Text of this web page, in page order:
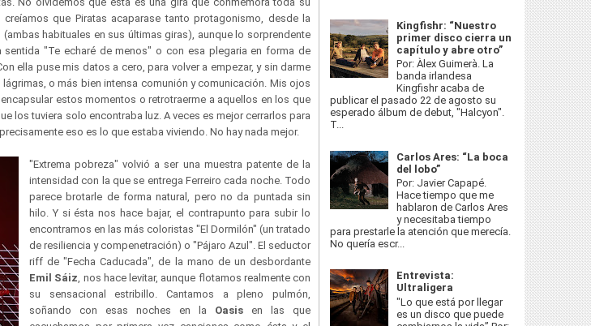
que Piratas acaparase tanto protagonismo, desde la
habituales en sus últimas giras), aunque lo sorprendente
"Te echaré de menos" o con esa plegaria en forma de
ella puse mis datos a cero, para volver a empezar, y sin darme
o más bien intensa comunión y comunicación. Mis ojos
estos momentos o retrotraerme a aquellos en los que
los tuviera solo encontraba luz. A veces es mejor cerrarlos para
eso es lo que estaba viviendo. No hay nada mejor.
"Extrema pobreza" volvió a ser una muestra patente de la
intensidad con la que se entrega Ferreiro cada noche. Todo
parece brotarle de forma natural, pero no da puntada sin
hilo. Y si ésta nos hace bajar, el contrapunto para subir lo
encontramos en las más coloristas "El Dormilón" (un tratado
de resiliencia y compenetración) o "Pájaro Azul". El seductor
riff de "Fecha Caducada", de la mano de un desbordante
Emil Sáiz, nos hace levitar, aunque flotamos realmente con
su sensacional estribillo. Cantamos a pleno pulmón,
soñando con esas noches en la Oasis en las que
Kingfishr: “Nuestro
primer disco cierra un
capítulo y abre otro”
Por: Àlex Guimerà. La
banda irlandesa
Kingfishr acaba de
publicar el pasado 22 de agosto su
esperado álbum de debut, "Halcyon".
T...
Carlos Ares: “La boca
del lobo”
Por: Javier Capapé.
Hace tiempo que me
hablaron de Carlos Ares
y necesitaba tiempo
para prestarle la atención que merecía.
No quería escr...
Entrevista:
Ultraligera
"Lo que está por llegar
es un disco que puede